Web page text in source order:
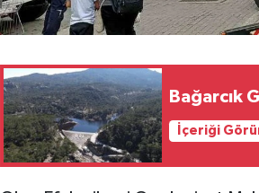
Bağarcık
İçeriği